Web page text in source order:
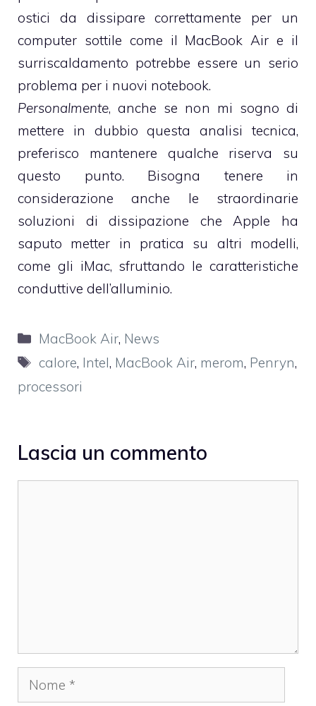
ostici da dissipare correttamente per un
computer sottile come il MacBook Air e il
surriscaldamento potrebbe essere un serio
problema per i nuovi notebook.
Personalmente, anche se non mi sogno di
mettere in dubbio questa analisi tecnica,
preferisco mantenere qualche riserva su
questo punto. Bisogna tenere in
considerazione anche le straordinarie
soluzioni di dissipazione che Apple ha
saputo metter in pratica su altri modelli,
come gli iMac, sfruttando le caratteristiche
conduttive dell’alluminio.
Categorie
MacBook Air, News
Tag
calore, Intel, MacBook Air, merom, Penryn,
processori
Lascia un commento
Nome